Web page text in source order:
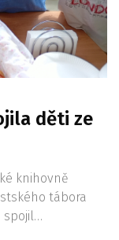
děti ze
knihovně
tábora
spojil…